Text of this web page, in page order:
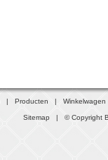
|Producten |Winkelwagen
Sitemap | © Copyright